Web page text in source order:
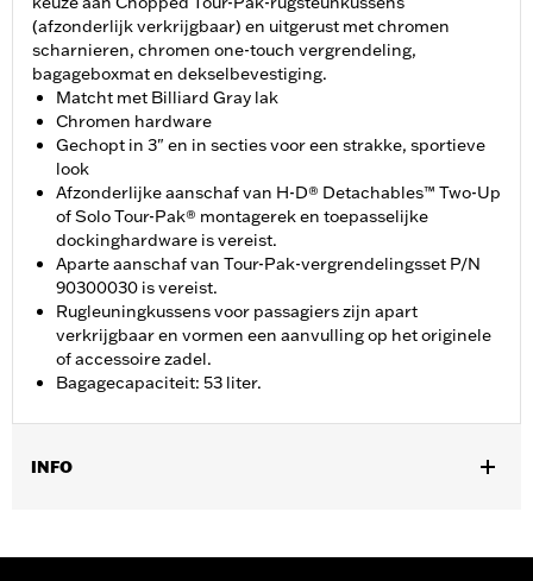
(afzonderlijk verkrijgbaar) en uitgerust met chromen
scharnieren, chromen one-touch vergrendeling,
bagageboxmat en dekselbevestiging.
Matcht met Billiard Gray lak
Chromen hardware
Gechopt in 3" en in secties voor een strakke, sportieve
look
Afzonderlijke aanschaf van H-D® Detachables™ Two-Up
of Solo Tour-Pak® montagerek en toepasselijke
dockinghardware is vereist.
Aparte aanschaf van Tour-Pak-vergrendelingsset P/N
90300030 is vereist.
Rugleuningkussens voor passagiers zijn apart
verkrijgbaar en vormen een aanvulling op het originele
of accessoire zadel.
Bagagecapaciteit: 53 liter.
INFO